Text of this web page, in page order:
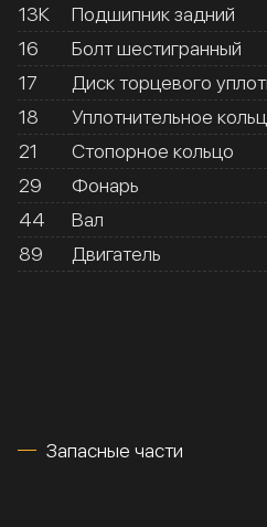
13К
Подшипник задний
16
Болт шестигранный
17
Диск торцевого
18
Уплотнительное
21
Стопорное кольцо
29
Фонарь
44
Вал
89
Двигатель
Запасные части